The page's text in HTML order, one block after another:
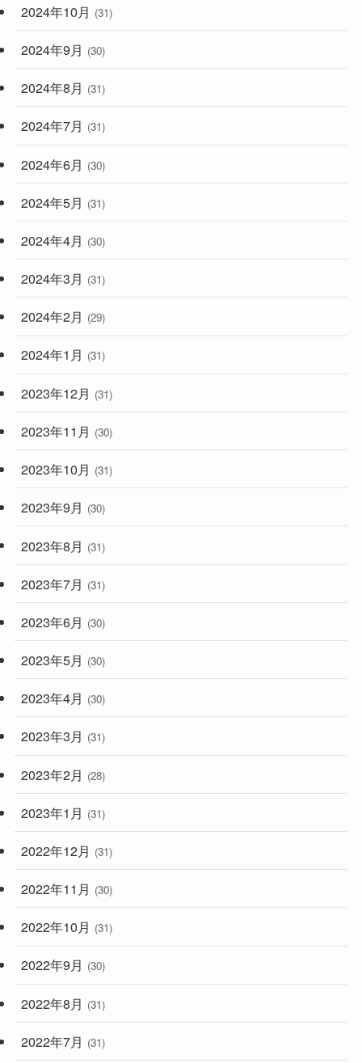
2024年10月 (31)
2024年9月 (30)
2024年8月 (31)
2024年7月 (31)
2024年6月 (30)
2024年5月 (31)
2024年4月 (30)
2024年3月 (31)
2024年2月 (29)
2024年1月 (31)
2023年12月 (31)
2023年11月 (30)
2023年10月 (31)
2023年9月 (30)
2023年8月 (31)
2023年7月 (31)
2023年6月 (30)
2023年5月 (30)
2023年4月 (30)
2023年3月 (31)
2023年2月 (28)
2023年1月 (31)
2022年12月 (31)
2022年11月 (30)
2022年10月 (31)
2022年9月 (30)
2022年8月 (31)
2022年7月 (31)